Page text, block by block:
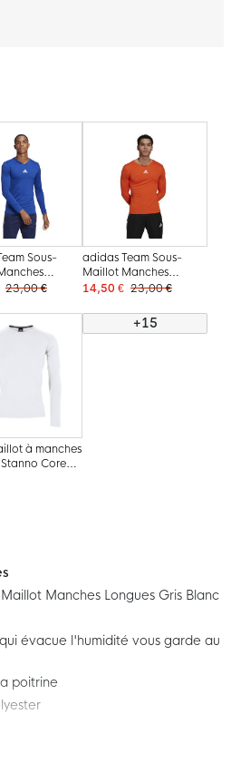
Sous-
Bleu
23,00 €
adidas Team Sous-
Maillot Manches
Longues Orange
14,50 € 23,00 €
à manches
Core
+15
Manches Longues Gris Blanc
évacue l'humidité vous garde au
poitrine
Nike Dri-FIT Park à manches